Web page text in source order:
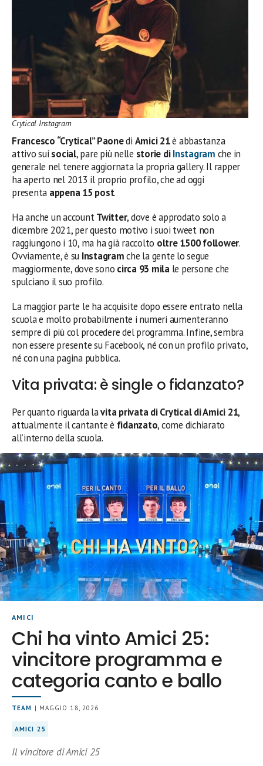
Crytical Instagram
Francesco “Crytical” Paonedi Amici 21è abbastanza
attivo sui social, pare più nelle storie diInstagram che in
generale nel tenere aggiornata la propria gallery. Il rapper
ha aperto nel 2013 il proprio profilo, che ad oggi
presenta appena 15 post.
Ha anche un accountTwitter, dove è approdato solo a
dicembre 2021, per questo motivo i suoi tweet non
raggiungono i 10, ma ha già raccolto oltre 1500 follower.
Ovviamente, è su Instagramche la gente lo segue
maggiormente, dove sono circa 93 mila le persone che
spulciano il suo profilo.
La maggior parte le ha acquisite dopo essere entrato nella
scuola e molto probabilmente i numeri aumenteranno
sempre di più col procedere del programma. Infine, sembra
non essere presente su Facebook, né con un profilo privato,
né con una pagina pubblica.
Vita privata: è single o fidanzato?
Per quanto riguarda lavita privata diCrytical di Amici 21,
attualmente il cantante è fidanzato, come dichiarato
all’interno della scuola.
AMICI
Chi ha vinto Amici 25:
vincitore programma e
categoria canto e ballo
TEAM | MAGGIO 18, 2026
AMICI 25
Il vincitore di Amici 25